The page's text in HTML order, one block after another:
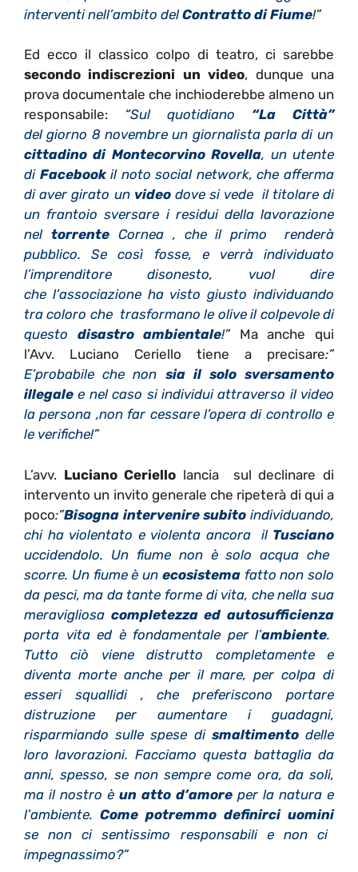
interventi nell’ambito delContratto di Fiume!”
Ed ecco il classico colpo di teatro, ci sarebbe
secondo indiscrezioni un video, dunque una
prova documentale che inchioderebbe almeno un
responsabile: “Sul quotidiano “La Città”
del giorno 8 novembre un giornalista parla di un
cittadino di Montecorvino Rovella, un utente
di Facebookil noto social network, che afferma
di aver girato un videodove si vede il titolare di
un frantoio sversare i residui della lavorazione
nel torrenteCornea , che il primo renderà
pubblico. Se così fosse, e verrà individuato
l’imprenditore disonesto, vuol dire
che l’associazione ha visto giusto individuando
tra coloro che trasformano le olive il colpevole di
questo disastro ambientale!” Ma anche qui
l’Avv. Luciano Ceriello tiene a precisare:”
E’probabile che non sia il solo sversamento
illegale e nel caso si individui attraverso il video
la persona ,non far cessare l’opera di controllo e
le verifiche!”
L’avv. Luciano Ceriello lancia sul declinare di
intervento un invito generale che ripeterà di qui a
poco:”Bisogna intervenire subito individuando,
chi ha violentato e violenta ancora il Tusciano
uccidendolo. Un fiume non è solo acqua che
scorre. Un fiume è un ecosistemafatto non solo
da pesci, ma da tante forme di vita, che nella sua
meravigliosa completezza ed autosufficienza
porta vita ed è fondamentale per l’ambiente.
Tutto ciò viene distrutto completamente e
diventa morte anche per il mare, per colpa di
esseri squallidi , che preferiscono portare
distruzione per aumentare i guadagni,
risparmiando sulle spese di smaltimentodelle
loro lavorazioni. Facciamo questa battaglia da
anni, spesso, se non sempre come ora, da soli,
ma il nostro è un atto d’amore per la natura e
l’ambiente. Come potremmo definirci uomini
se non ci sentissimo responsabili e non ci
impegnassimo?”